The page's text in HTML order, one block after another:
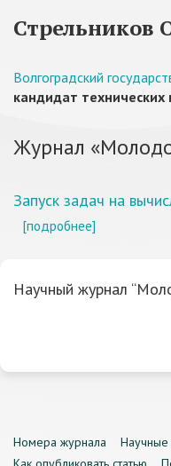
Стрельников
Волгоградский
кандидат технических
Журнал
Запуск задач на
[подробнее]
Научный журнал
Номера журнала